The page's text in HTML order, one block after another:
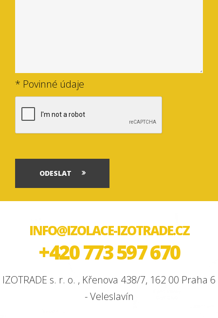
* Povinné údaje
ODESLAT
INFO@IZOLACE-IZOTRADE.CZ
+420 773 597 670
IZOTRADE s. r. o. , Křenova 438/7, 162 00 Praha 6
- Veleslavín